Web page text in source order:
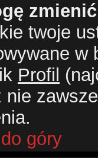
twoje
w
Profil
nie
góry